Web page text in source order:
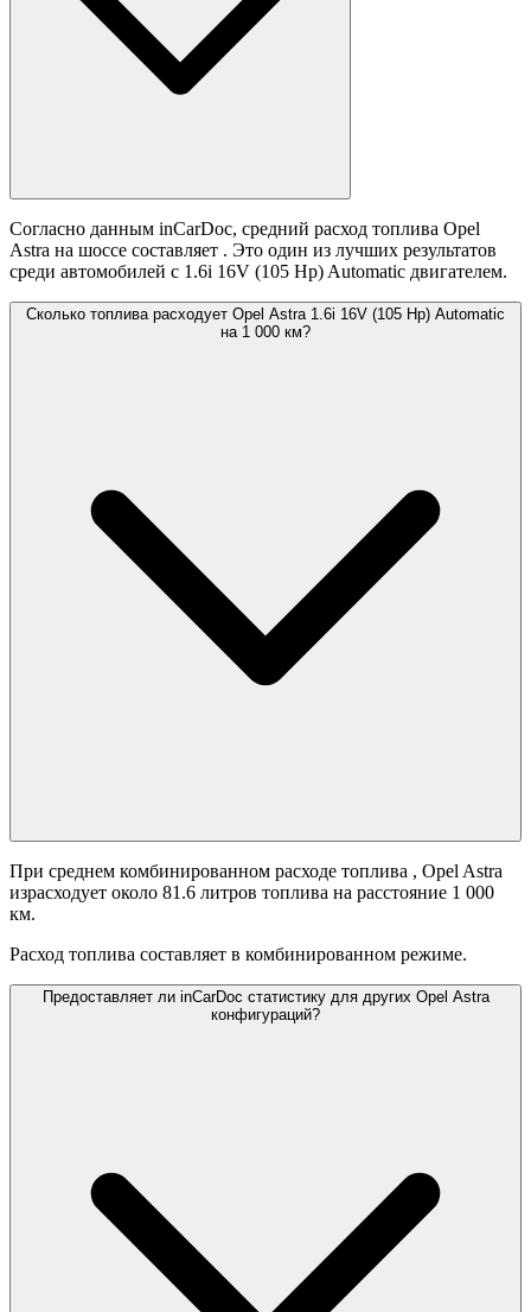
Согласно данным inCarDoc, средний расход топлива Opel
Astra на шоссе составляет . Это один из лучших результатов
среди автомобилей с 1.6i 16V (105 Hp) Automatic двигателем.
Сколько топлива расходует Opel Astra 1.6i 16V (105 Hp) Automatic
на 1 000 км?
При среднем комбинированном расходе топлива , Opel Astra
израсходует около 81.6 литров топлива на расстояние 1 000
км.
Расход топлива составляет в комбинированном режиме.
Предоставляет ли inCarDoc статистику для других Opel Astra
конфигураций?